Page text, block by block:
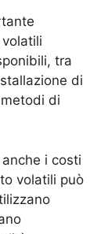
tra
di
di
i costi
volatili può